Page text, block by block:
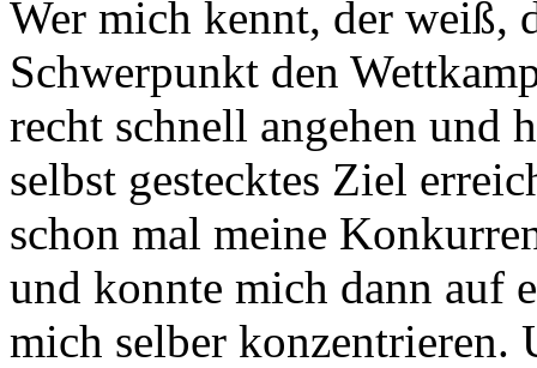
Wer mich kennt, der weiß,
Schwerpunkt den
recht schnell angehen und
selbst gestecktes Ziel
schon mal meine
und konnte mich dann auf
mich selber konzentrieren.